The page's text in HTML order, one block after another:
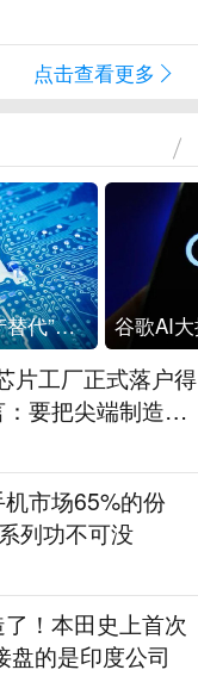
点击查看更多
美国也要搞“国产替代”？先算清三笔账
片工厂正式落户得
要把尖端制造带
市场65%的份
列功不可没
！本田史上首次
盘的是印度公司